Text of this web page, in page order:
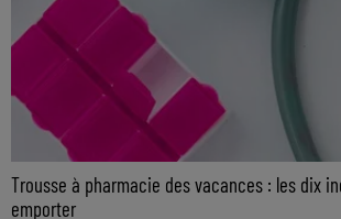
Trousse à pharmacie des vacances : les dix
emporter